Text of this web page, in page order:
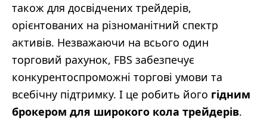
також для досвідчених трейдерів,
орієнтованих на різноманітний спектр
активів. Незважаючи на всього один
торговий рахунок, FBS забезпечує
конкурентоспроможні торгові умови та
всебічну підтримку. І це робить його гідним
брокером для широкого кола трейдерів.